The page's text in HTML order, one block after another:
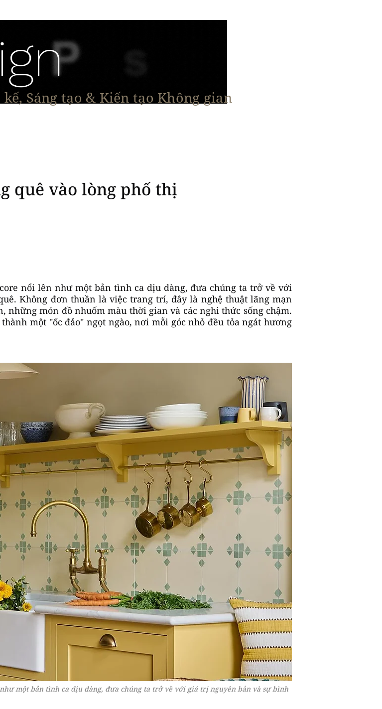
Sáng tạo & Kiến tạo Không gian
quê vào lòng phố thị
nổi lên như một bản tình ca dịu dàng, đưa chúng ta trở về với
Không đơn thuần là việc trang trí, đây là nghệ thuật lãng mạn
những món đồ nhuốm màu thời gian và các nghi thức sống chậm.
một "ốc đảo" ngọt ngào, nơi mỗi góc nhỏ đều tỏa ngát hương
một bản tình ca dịu dàng, đưa chúng ta trở về với giá trị nguyên bản và sự bình